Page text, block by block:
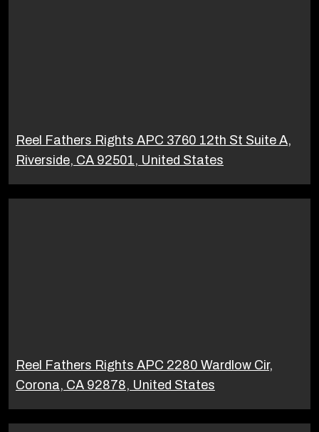
Reel Fathers Rights APC 3760 12th St Suite A,
Riverside, CA 92501, United States
Reel Fathers Rights APC 2280 Wardlow Cir,
Corona, CA 92878, United States